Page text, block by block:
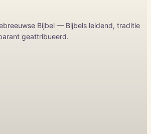
Bijbel — Bijbels leidend, traditie
geattribueerd.